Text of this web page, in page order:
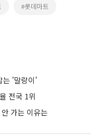
#롯데마트
는 '말랑이'
전국 1위
가는 이유는